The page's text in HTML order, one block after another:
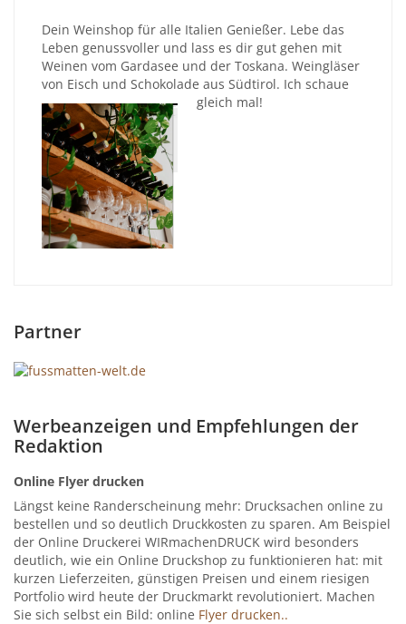
Dein Weinshop für alle Italien Genießer. Lebe das
Leben genussvoller und lass es dir gut gehen mit
Weinen vom Gardasee und der Toskana. Weingläser
von Eisch und Schokolade aus Südtirol. Ich schaue
gleich mal!
Partner
Werbeanzeigen und Empfehlungen der
Redaktion
Online Flyer drucken
Längst keine Randerscheinung mehr: Drucksachen online zu
bestellen und so deutlich Druckkosten zu sparen. Am Beispiel
der Online Druckerei WIRmachenDRUCK wird besonders
deutlich, wie ein Online Druckshop zu funktionieren hat: mit
kurzen Lieferzeiten, günstigen Preisen und einem riesigen
Portfolio wird heute der Druckmarkt revolutioniert. Machen
Sie sich selbst ein Bild: online Flyer drucken..